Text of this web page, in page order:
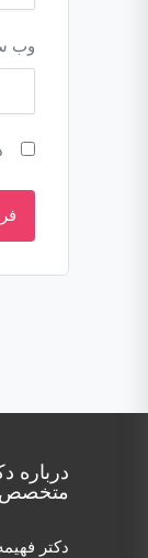
وب‌
درباره
متخصص
دكتر